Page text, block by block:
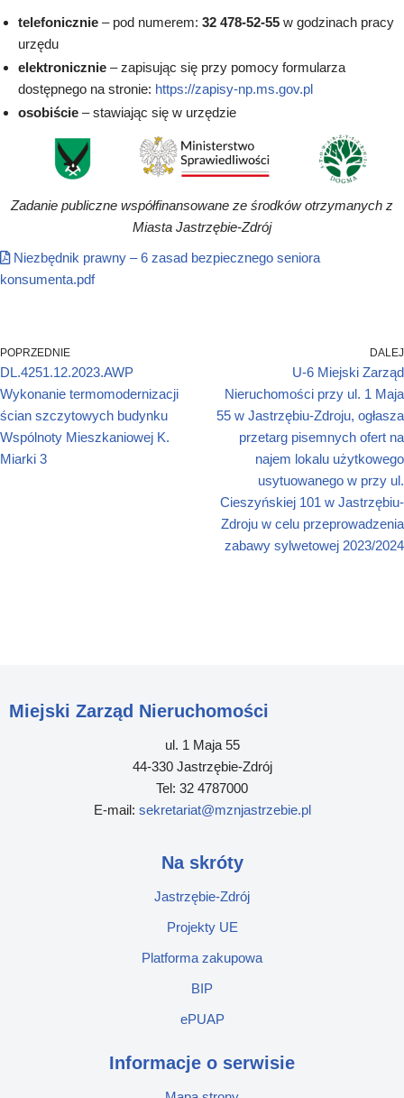
telefonicznie – pod numerem: 32 478-52-55 w godzinach pracy
urzędu
elektronicznie – zapisując się przy pomocy formularza
dostępnego na stronie: https://zapisy-np.ms.gov.pl
osobiście – stawiając się w urzędzie
Zadanie publiczne współfinansowane ze środków otrzymanych z
Miasta Jastrzębie-Zdrój
Niezbędnik prawny – 6 zasad bezpiecznego seniora
konsumenta.pdf
POPRZEDNIE
DL.4251.12.2023.AWP
Wykonanie termomodernizacji
ścian szczytowych budynku
Wspólnoty Mieszkaniowej K.
Miarki 3
DALEJ
U-6 Miejski Zarząd
Nieruchomości przy ul. 1 Maja
55 w Jastrzębiu-Zdroju, ogłasza
przetarg pisemnych ofert na
najem lokalu użytkowego
usytuowanego w przy ul.
Cieszyńskiej 101 w Jastrzębiu-
Zdroju w celu przeprowadzenia
zabawy sylwetowej 2023/2024
Miejski Zarząd Nieruchomości
ul. 1 Maja 55
44-330 Jastrzębie-Zdrój
Tel: 32 4787000
E-mail: sekretariat@mznjastrzebie.pl
Na skróty
Jastrzębie-Zdrój
Projekty UE
Platforma zakupowa
BIP
ePUAP
Informacje o serwisie